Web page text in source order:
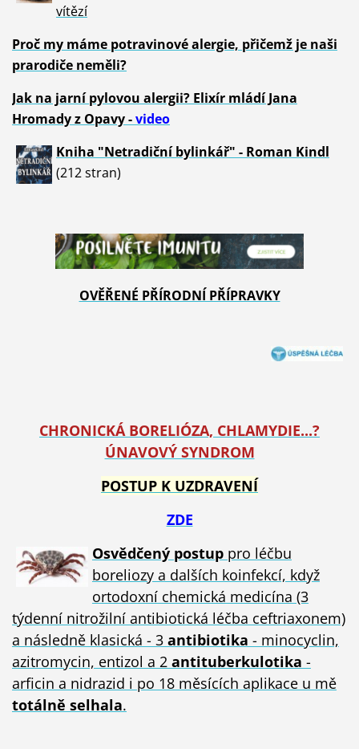
vítězí
Proč my máme potravinové alergie, přičemž je naši
prarodiče neměli?
Jak na jarní pylovou alergii? Elixír mládí Jana
Hromady z Opavy -video
Kniha "Netradiční bylinkář" - Roman Kindl
(212 stran)
OVĚŘENÉ PŘÍRODNÍ PŘÍPRAVKY
CHRONICKÁ BORELIÓZA, CHLAMYDIE...?
ÚNAVOVÝ SYNDROM
POSTUP K UZDRAVENÍ
ZDE
Osvědčený postuppro léčbu
boreliozy a dalších koinfekcí, když
ortodoxní chemická medicína (3
týdenní nitrožilní antibiotická léčba ceftriaxonem)
a následně klasická - 3 antibiotika - minocyclin,
azitromycin, entizol a 2 antituberkulotika -
arficin a nidrazid i po 18 měsících aplikace u mě
totálně selhala.